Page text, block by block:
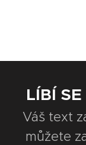
LÍBÍ
Váš text
můžete